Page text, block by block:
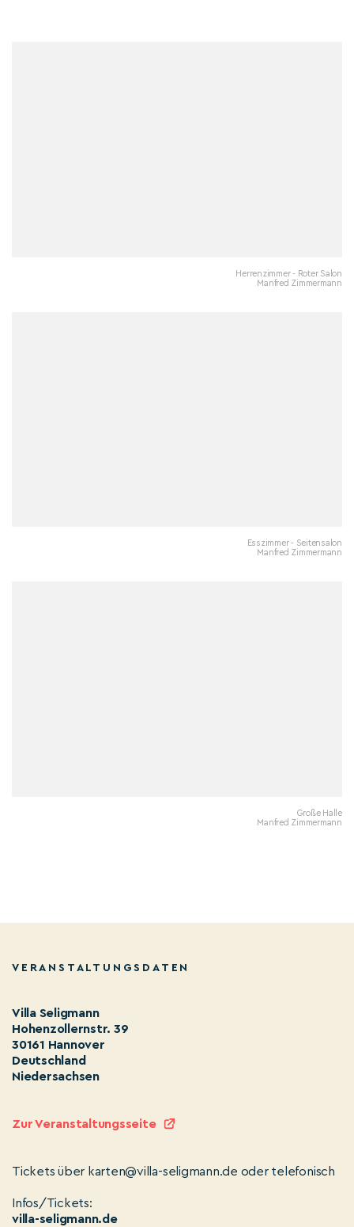
Herrenzimmer - Roter Salon
Manfred Zimmermann
Esszimmer - Seitensalon
Manfred Zimmermann
Große Halle
Manfred Zimmermann
VERANSTALTUNGSDATEN
Villa Seligmann
Hohenzollernstr. 39
30161 Hannover
Deutschland
Niedersachsen
Zur Veranstaltungsseite
Tickets über karten@villa-seligmann.de oder telefonisch
Infos/Tickets:
villa-seligmann.de